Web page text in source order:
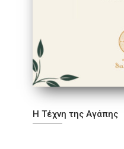
Η Τέχνη της Αγάπης